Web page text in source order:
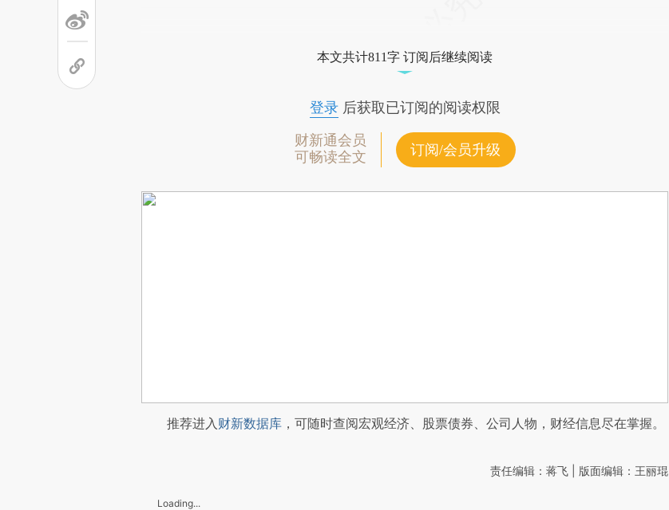
本文共计811字 订阅后继续阅读
登录后获取已订阅的阅读权限
财新通会员
可畅读全文
订阅/会员升级
推荐进入财新数据库 ，可随时查阅宏观经济、股票债券、公司人物，财经信息尽在掌握。
责任编辑：蒋飞 | 版面编辑：王丽琨
Loading...